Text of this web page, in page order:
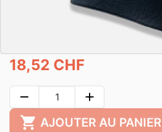
18,52 CHF
remove add
shopping_cart AJOUTER AU PANIER